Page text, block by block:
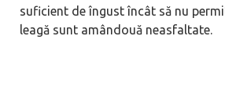
suficient de îngust încât să nu
leagă sunt amândouă neasfaltate.